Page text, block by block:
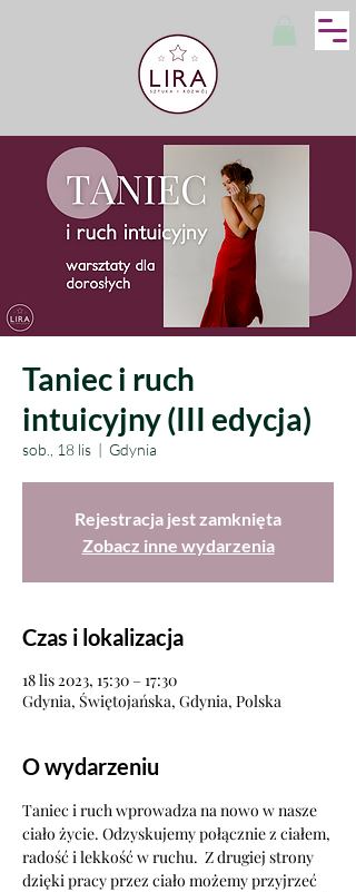
Taniec i ruch
intuicyjny (III edycja)
sob., 18 lis
  |
Gdynia
Rejestracja jest zamknięta
Zobacz inne wydarzenia
Czas i lokalizacja
18 lis 2023, 15:30 – 17:30
Gdynia, Świętojańska, Gdynia, Polska
O wydarzeniu
Taniec i ruch wprowadza na nowo w nasze
ciało życie. Odzyskujemy połącznie z ciałem,
radość i lekkość w ruchu.  Z drugiej strony
dzięki pracy przez ciało możemy przyjrzeć